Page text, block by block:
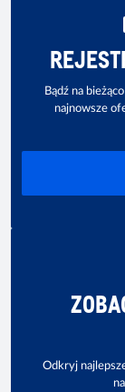
Bądź na
najnowsze
Odkryj